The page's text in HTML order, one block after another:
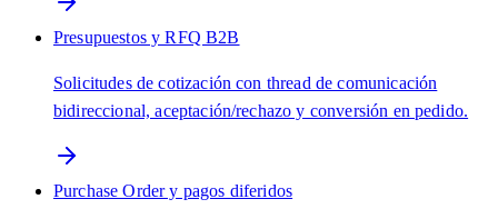
Presupuestos y RFQ B2B
Solicitudes de cotización con thread de comunicación
bidireccional, aceptación/rechazo y conversión en pedido.
Purchase Order y pagos diferidos